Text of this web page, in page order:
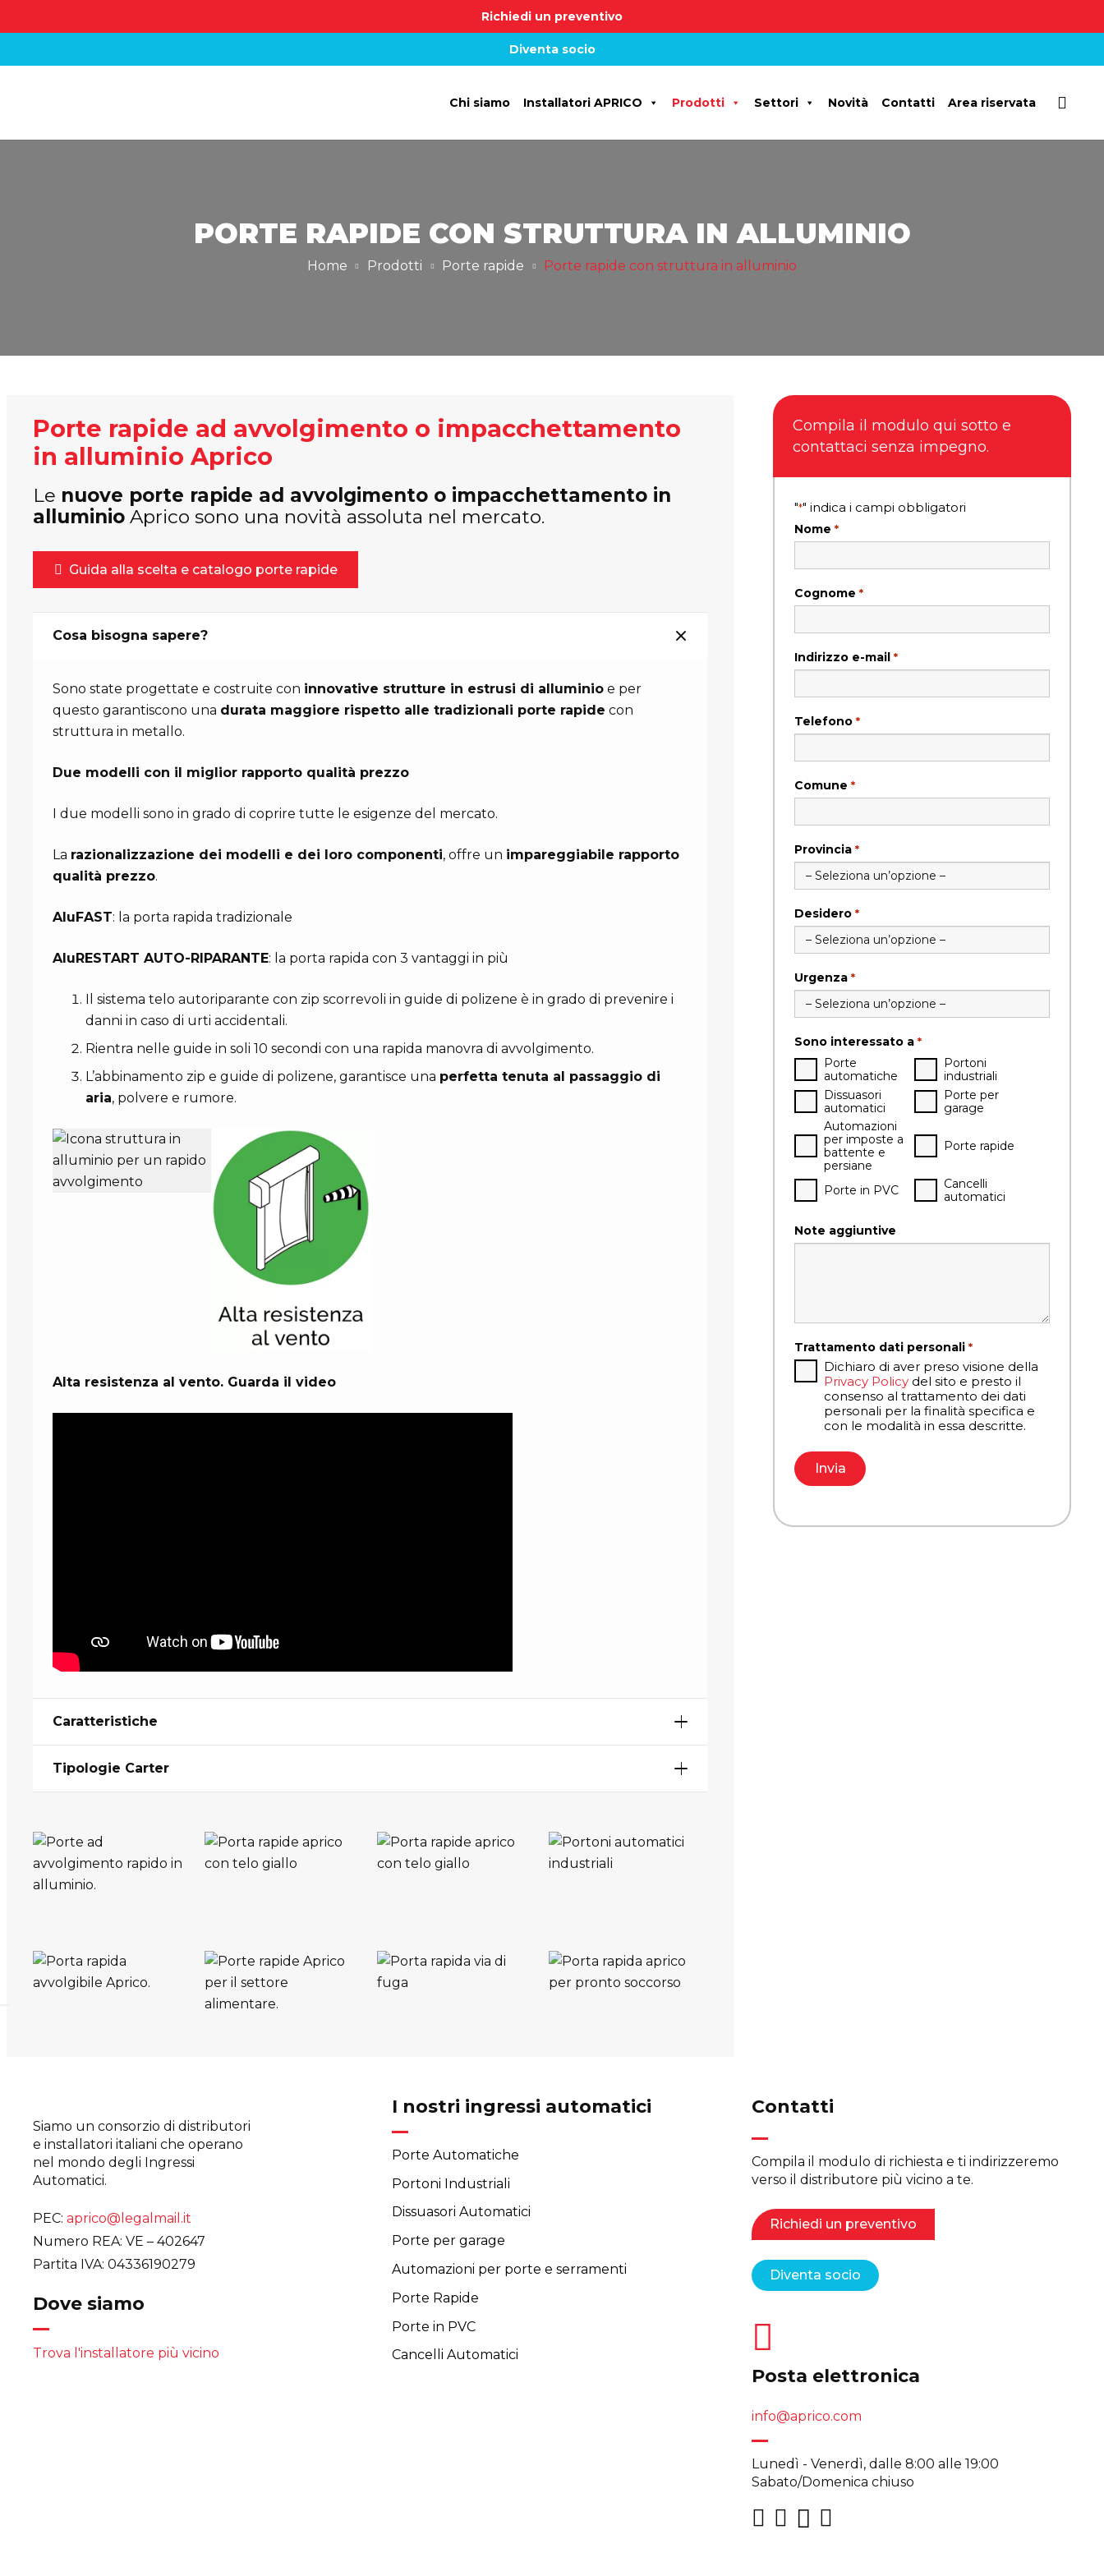
Richiedi un preventivo
Diventa socio
Chi siamo Installatori APRICO Prodotti Settori Novità Contatti Area riservata
PORTE RAPIDE CON STRUTTURA IN ALLUMINIO
Home Prodotti Porte rapide Porte rapide con struttura in alluminio
Porte rapide ad avvolgimento o impacchettamento
in alluminio Aprico
Le nuove porte rapide ad avvolgimento o impacchettamento in
alluminio Aprico sono una novità assoluta nel mercato.
Guida alla scelta e catalogo porte rapide
Cosa bisogna sapere?
Sono state progettate e costruite con innovative strutture in estrusi di alluminio e per
questo garantiscono una durata maggiore rispetto alle tradizionali porte rapide con
struttura in metallo.
Due modelli con il miglior rapporto qualità prezzo
I due modelli sono in grado di coprire tutte le esigenze del mercato.
La razionalizzazione dei modelli e dei loro componenti, offre un impareggiabile rapporto
qualità prezzo.
AluFAST: la porta rapida tradizionale
AluRESTART AUTO-RIPARANTE: la porta rapida con 3 vantaggi in più
Il sistema telo autoriparante con zip scorrevoli in guide di polizene è in grado di prevenire i
danni in caso di urti accidentali.
Rientra nelle guide in soli 10 secondi con una rapida manovra di avvolgimento.
L’abbinamento zip e guide di polizene, garantisce una perfetta tenuta al passaggio di
aria, polvere e rumore.
Alta resistenza al vento. Guarda il video
Caratteristiche
Tipologie Carter
Compila il modulo qui sotto e
contattaci senza impegno.
"*" indica i campi obbligatori
Nome *
Cognome *
Indirizzo e-mail *
Telefono *
Comune *
Provincia *
Desidero *
Urgenza *
Sono interessato a *
Porte
automatiche
Portoni
industriali
Dissuasori
automatici
Porte per
garage
Automazioni
per imposte a
battente e
persiane
Porte rapide
Porte in PVC
Cancelli
automatici
Note aggiuntive
Trattamento dati personali *
Dichiaro di aver preso visione della
Privacy Policy del sito e presto il
consenso al trattamento dei dati
personali per la finalità specifica e
con le modalità in essa descritte.
Siamo un consorzio di distributori
e installatori italiani che operano
nel mondo degli Ingressi
Automatici.
PEC: aprico@legalmail.it
Numero REA: VE – 402647
Partita IVA: 04336190279
Dove siamo
Trova l'installatore più vicino
I nostri ingressi automatici
Porte Automatiche
Portoni Industriali
Dissuasori Automatici
Porte per garage
Automazioni per porte e serramenti
Porte Rapide
Porte in PVC
Cancelli Automatici
Contatti
Compila il modulo di richiesta e ti indirizzeremo
verso il distributore più vicino a te.
Richiedi un preventivo
Diventa socio
Posta elettronica
info@aprico.com
Lunedì - Venerdì, dalle 8:00 alle 19:00
Sabato/Domenica chiuso